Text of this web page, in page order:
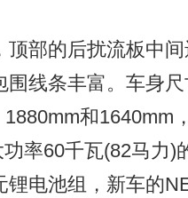
顶部的后扰流板中
围线条丰富。车身
和1640mm
率60千瓦(82马力)
锂电池组，新车的